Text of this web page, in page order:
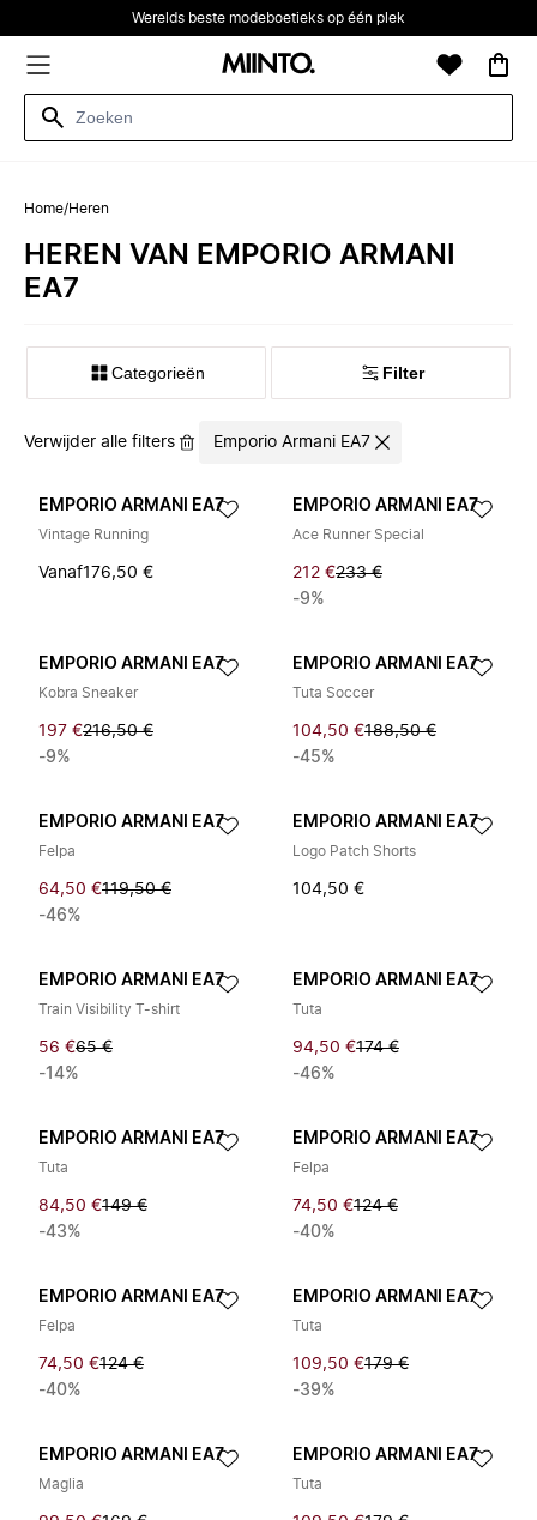
Werelds beste modeboetieks op één plek
Home/Heren
HEREN VAN EMPORIO ARMANI
EA7
Categorieën Filter
Verwijder alle filters Emporio Armani EA7
EMPORIO ARMANI EA7
Vintage Running
Vanaf176,50 €
EMPORIO ARMANI EA7
Ace Runner Special
212 €233 €
-9%
EMPORIO ARMANI EA7
Kobra Sneaker
197 €216,50 €
-9%
EMPORIO ARMANI EA7
Tuta Soccer
104,50 €188,50 €
-45%
EMPORIO ARMANI EA7
Felpa
64,50 €119,50 €
-46%
EMPORIO ARMANI EA7
Logo Patch Shorts
104,50 €
EMPORIO ARMANI EA7
Train Visibility T-shirt
56 €65 €
-14%
EMPORIO ARMANI EA7
Tuta
94,50 €174 €
-46%
EMPORIO ARMANI EA7
Tuta
84,50 €149 €
-43%
EMPORIO ARMANI EA7
Felpa
74,50 €124 €
-40%
EMPORIO ARMANI EA7
Felpa
74,50 €124 €
-40%
EMPORIO ARMANI EA7
Tuta
109,50 €179 €
-39%
EMPORIO ARMANI EA7
Maglia
EMPORIO ARMANI EA7
Tuta